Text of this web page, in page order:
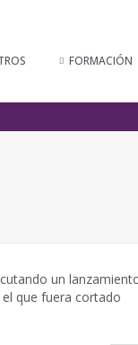
FORMACIÓN